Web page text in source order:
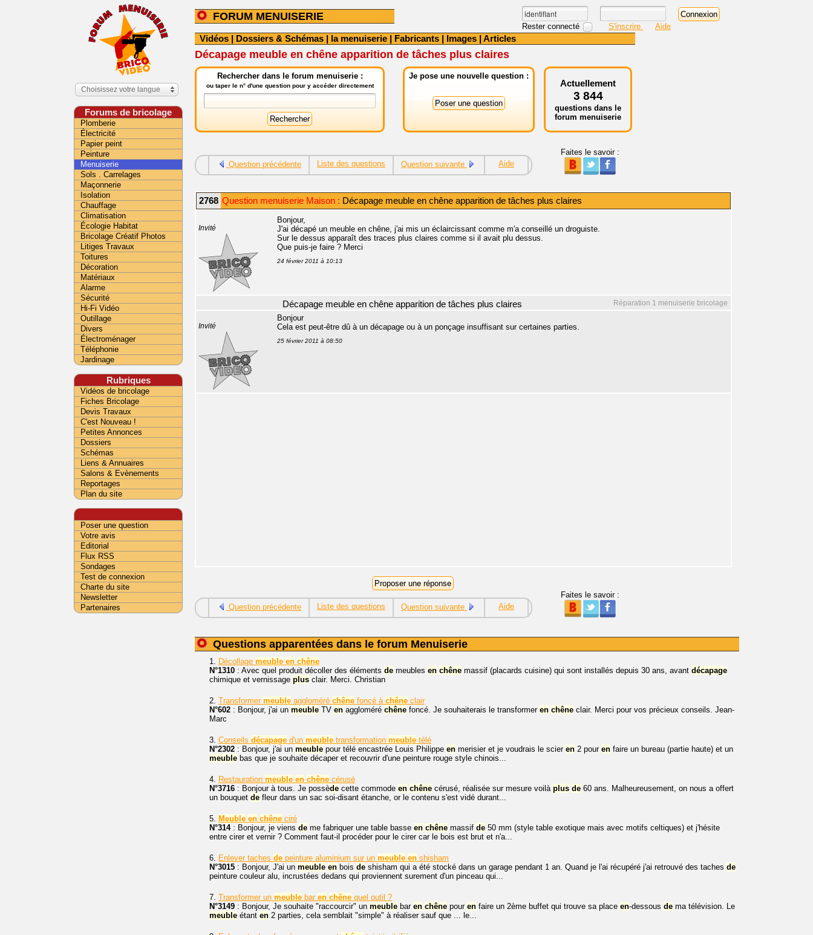
FORUM MENUISERIE
Rester connecté S'inscrire Aide
Vidéos | Dossiers & Schémas | la menuiserie | Fabricants | Images | Articles
Décapage meuble en chêne apparition de tâches plus claires
Rechercher dans le forum menuiserie :
ou taper le n° d'une question pour y accéder directement
Je pose une nouvelle question :
Actuellement
3 844
questions dans le
forum menuiserie
Question précédente Liste des questions Question suivante Aide
Faites le savoir :
2768 Question menuiserie Maison : Décapage meuble en chêne apparition de tâches plus claires
Invité
Bonjour,
J'ai décapé un meuble en chêne, j'ai mis un éclaircissant comme m'a conseillé un droguiste.
Sur le dessus apparaît des traces plus claires comme si il avait plu dessus.
Que puis-je faire ? Merci
24 février 2011 à 10:13
Réparation 1 menuiserie bricolage
Décapage meuble en chêne apparition de tâches plus claires
Invité
Bonjour
Cela est peut-être dû à un décapage ou à un ponçage insuffisant sur certaines parties.
25 février 2011 à 08:50
Question précédente Liste des questions Question suivante Aide
Faites le savoir :
Questions apparentées dans le forum Menuiserie
1. Décollage meuble en chêne
N°1310 : Avec quel produit décoller des éléments de meubles en chêne massif (placards cuisine) qui sont installés depuis 30 ans, avant décapage
chimique et vernissage plus clair. Merci. Christian
2. Transformer meuble aggloméré chêne foncé à chêne clair
N°602 : Bonjour, j'ai un meuble TV en aggloméré chêne foncé. Je souhaiterais le transformer en chêne clair. Merci pour vos précieux conseils. Jean-
Marc
3. Conseils décapage d'un meuble transformation meuble télé
N°2302 : Bonjour, j'ai un meuble pour télé encastrée Louis Philippe en merisier et je voudrais le scier en 2 pour en faire un bureau (partie haute) et un
meuble bas que je souhaite décaper et recouvrir d'une peinture rouge style chinois...
4. Restauration meuble en chêne cérusé
N°3716 : Bonjour à tous. Je possède cette commode en chêne cérusé, réalisée sur mesure voilà plus de 60 ans. Malheureusement, on nous a offert
un bouquet de fleur dans un sac soi-disant étanche, or le contenu s'est vidé durant...
5. Meuble en chêne ciré
N°314: Bonjour, je viens de me fabriquer une table basse en chêne massif de 50 mm (style table exotique mais avec motifs celtiques) et j'hésite
entre cirer et vernir ? Comment faut-il procéder pour le cirer car le bois est brut et n'a...
6. Enlever taches de peinture aluminium sur un meuble en shisham
N°3015 : Bonjour, J'ai un meuble en bois de shisham qui a été stocké dans un garage pendant 1 an. Quand je l'ai récupéré j'ai retrouvé des taches de
peinture couleur alu, incrustées dedans qui proviennent surement d'un pinceau qui...
7. Transformer un meuble bar en chêne quel outil ?
N°3149 : Bonjour, Je souhaite "raccourcir" un meuble bar en chêne pour en faire un 2ème buffet qui trouve sa place en-dessous de ma télévision. Le
meuble étant en 2 parties, cela semblait "simple" à réaliser sauf que ... le...
Choisissez votre langue
Forums de bricolage
Plomberie
Électricité
Papier peint
Peinture
Menuiserie
Sols . Carrelages
Maçonnerie
Isolation
Chauffage
Climatisation
Écologie Habitat
Bricolage Créatif Photos
Litiges Travaux
Toitures
Décoration
Matériaux
Alarme
Sécurité
Hi-Fi Vidéo
Outillage
Divers
Électroménager
Téléphonie
Jardinage
Rubriques
Vidéos de bricolage
Fiches Bricolage
Devis Travaux
C'est Nouveau !
Petites Annonces
Dossiers
Schémas
Liens & Annuaires
Salons & Evènements
Reportages
Plan du site
Poser une question
Votre avis
Editorial
Flux RSS
Sondages
Test de connexion
Charte du site
Newsletter
Partenaires